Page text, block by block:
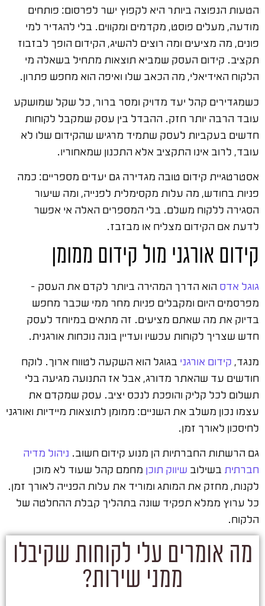
הטעות הנפוצה ביותר היא לקפוץ ישר לפרסום: פותחים
מודעה, מעלים פוסט, מקדמים ומקווים. בלי להגדיר למי
פונים, מה מציעים ומה רוצים להשיג, הקידום הופך לבזבוז
תקציב. קידום העסק שמביא תוצאות מתחיל בשאלה מי
הלקוח האידיאלי, מה הכאב שלו ואיפה הוא מחפש פתרון.
כשמגדירים קהל יעד מדויק ומסר ברור, כל שקל שמושקע
עובד הרבה יותר חזק. ההבדל בין עסק שמקבל לקוחות
חדשים בעקביות לעסק שתמיד מרגיש שהקידום שלו לא
עובד, לרוב אינו התקציב אלא התכנון שמאחוריו.
אסטרטגיית קידום טובה מגדירה גם יעדים מספריים: כמה
פניות בחודש, מה עלות מקסימלית לפנייה, ומה שיעור
הסגירה ללקוח משלם. בלי המספרים האלה אי אפשר
לדעת אם הקידום מצליח או מבזבז.
קידום אורגני מול קידום ממומן
גוגל אדס הוא הדרך המהירה ביותר לקדם את העסק –
מפרסמים היום ומקבלים פניות מחר ממי שכבר מחפש
בדיוק את מה שאתם מציעים. זה מתאים במיוחד לעסק
חדש שצריך לקוחות עכשיו ועדיין בונה נוכחות אורגנית.
מנגד, קידום אורגני בגוגל הוא השקעה לטווח ארוך. לוקח
חודשים עד שהאתר מדורג, אבל אז התנועה מגיעה בלי
תשלום לכל קליק והופכת לנכס יציב. עסק שמקדם את
עצמו נכון משלב את השניים: ממומן לתוצאות מיידיות ואורגני
לחיסכון לאורך זמן.
גם הרשתות החברתיות הן מנוע קידום חשוב. ניהול מדיה
חברתית בשילוב שיווק תוכן מחמם קהל שעוד לא מוכן
לקנות, מחזק את המותג ומוריד את עלות הפנייה לאורך זמן.
כל ערוץ ממלא תפקיד שונה בתהליך קבלת ההחלטה של
הלקוח.
מה אומרים עלי לקוחות שקיבלו
ממני שירות?